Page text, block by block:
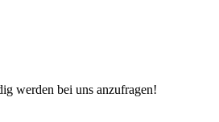
werden bei uns anzufragen!